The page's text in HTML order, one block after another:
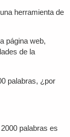
herramienta de
página web,
de la
palabras, ¿por
palabras es